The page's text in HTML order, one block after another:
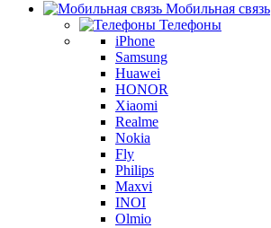
Мобильная связь
Телефоны
iPhone
Samsung
Huawei
HONOR
Xiaomi
Realme
Nokia
Fly
Philips
Maxvi
INOI
Olmio